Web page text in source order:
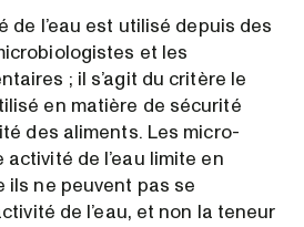
de l’eau est utilisé depuis des
et les
; il s’agit du critère le
en matière de sécurité
des aliments. Les micro-
de l’eau limite en
ils ne peuvent pas se
de l’eau, et non la teneur